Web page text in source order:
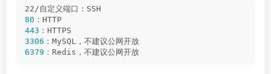
22/自定义端口：SSH
80 ：HTTP
443 ：HTTPS
3306 ：MySQL，不建议公网开放
6379 ：Redis，不建议公网开放